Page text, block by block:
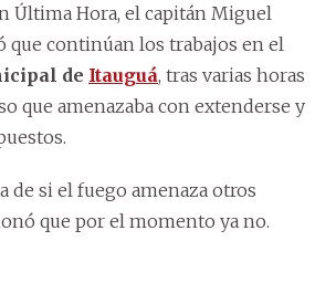
Última Hora, el capitán Miguel
que continúan los trabajos en el
de Itauguá, tras varias horas
que amenazaba con extenderse y
de si el fuego amenaza otros
que por el momento ya no.